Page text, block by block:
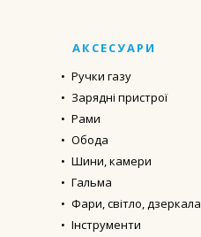
АКСЕСУАРИ
Ручки газу
Зарядні пристрої
Рами
Обода
Шини, камери
Гальма
Фари, світло, дзеркала
Інструменти